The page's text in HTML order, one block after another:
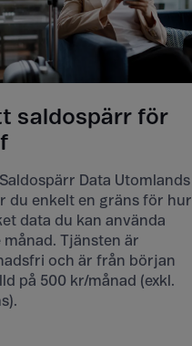
saldospärr för
Data Utomlands
du enkelt en gräns för hur
data du kan använda
månad. Tjänsten är
och är från början
på 500 kr/månad (exkl.